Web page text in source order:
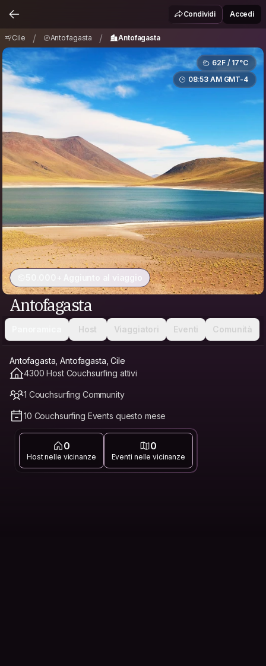
AntofagastaCondividi Accedi
Cile / Antofagasta / Antofagasta
62F / 17°C
08:53 AM GMT-4
50.000+ Aggiunto al viaggio
Antofagasta
Host Viaggiatori Eventi Comunità
Antofagasta, Antofagasta, Cile
4300 Host Couchsurfing attivi
1 Couchsurfing Community
10 Couchsurfing Events questo mese
0
Host nelle vicinanze
0
Eventi nelle vicinanze